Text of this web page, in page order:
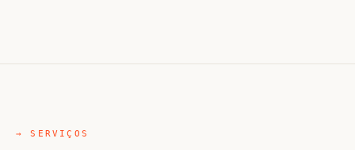
→ SERVIÇOS